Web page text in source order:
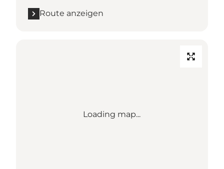
Route anzeigen
Loading map...